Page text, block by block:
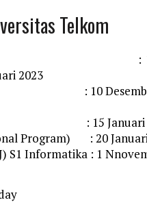
Telkom
:
2023
: 10
15 Januari 2023 –
Program) : 20 Januari
S1 Informatika : 1